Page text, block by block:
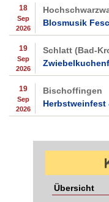
18
Sep
2026
Blosmusik
19
Sep
2026
Schlatt (Bad-
19
Sep
2026
Bischoffingen
Herbstweinfest
Übersicht